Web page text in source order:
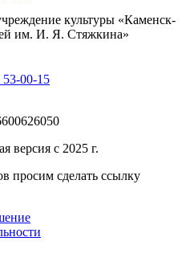
культуры «Каменск-
им. И. Я. Стяжкина»
53-00-15
версия с 2025 г.
просим сделать ссылку